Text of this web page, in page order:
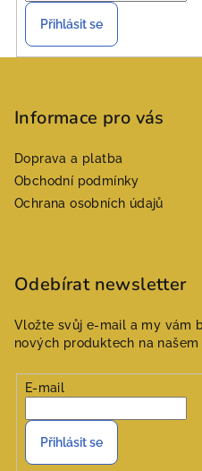
Přihlásit se
Informace pro vás
Doprava a platba
Obchodní podmínky
Ochrana osobních údajů
Odebírat newsletter
Vložte svůj e-mail a my vám
nových produktech na našem
E-mail
Přihlásit se